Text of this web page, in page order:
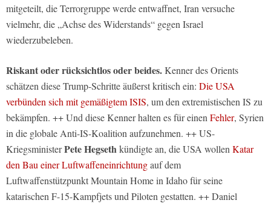
mitgeteilt, die Terrorgruppe werde entwaffnet, Iran versuche
vielmehr, die „Achse des Widerstands“ gegen Israel
wiederzubeleben.
Riskant oder rücksichtlos oder beides.Kenner des Orients
schätzen diese Trump-Schritte äußerst kritisch ein: Die USA
verbünden sich mit gemäßigtem ISIS, um den extremistischen IS zu
bekämpfen. ++ Und diese Kenner halten es für einenFehler, Syrien
in die globale Anti-IS-Koalition aufzunehmen. ++ US-
KriegsministerPete Hegsethkündigte an, die USA wollenKatar
den Bau einer Luftwaffeneinrichtungauf dem
Luftwaffenstützpunkt Mountain Home in Idaho für seine
katarischen F-15-Kampfjets und Piloten gestatten. ++ Daniel